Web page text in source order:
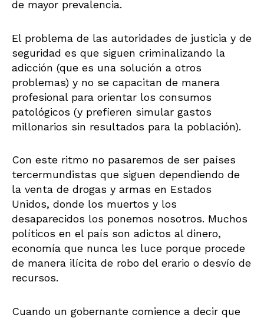
de mayor prevalencia.
El problema de las autoridades de justicia y de
seguridad es que siguen criminalizando la
adicción (que es una solución a otros
problemas) y no se capacitan de manera
profesional para orientar los consumos
patológicos (y prefieren simular gastos
millonarios sin resultados para la población).
Con este ritmo no pasaremos de ser países
tercermundistas que siguen dependiendo de
la venta de drogas y armas en Estados
Unidos, donde los muertos y los
desaparecidos los ponemos nosotros. Muchos
políticos en el país son adictos al dinero,
economía que nunca les luce porque procede
de manera ilícita de robo del erario o desvío de
recursos.
Cuando un gobernante comience a decir que